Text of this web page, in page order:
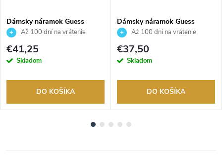
Dámsky náramok Guess
JUBB05503JWYGS
Až 100 dní na vrátenie
tovaru. Autorizovaný predajca.
€41,25
Skladom
DO KOŠÍKA
Dámsky náramok Guess
JUBB05057JWYGS
Až 100 dní na vrátenie
tovaru. Autorizovaný predajca.
€37,50
Skladom
DO KOŠÍKA